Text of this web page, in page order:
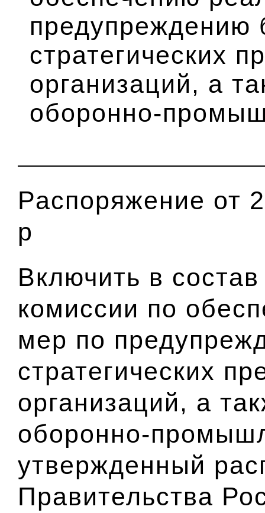
предупреждению
стратегических
организаций, а
оборонно-
Распоряжение от
р
Включить в
комиссии по
мер по
стратегических
организаций, а
оборонно-
утвержденный
Правительства